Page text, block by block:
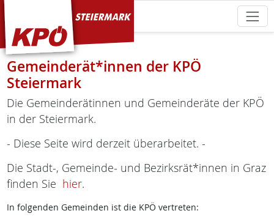
KPÖ Steiermark
Gemeinderät*innen der KPÖ
Steiermark
Die Gemeinderätinnen und Gemeinderäte der KPÖ
in der Steiermark.
- Diese Seite wird derzeit überarbeitet. -
Die Stadt-, Gemeinde- und Bezirksrät*innen in Graz
finden Sie hier.
In folgenden Gemeinden ist die KPÖ vertreten: